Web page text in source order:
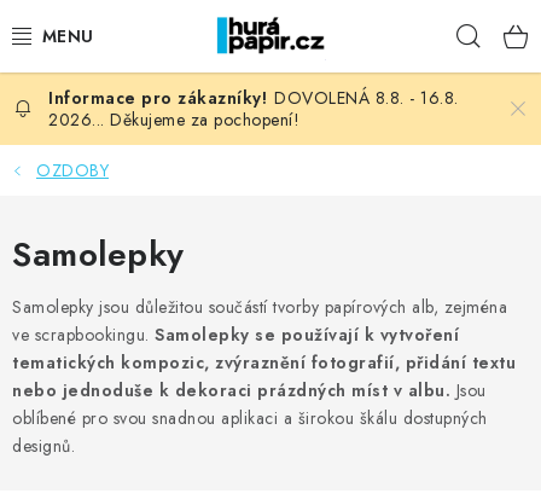
na
NOVINKY
HURÁ DÍLNA
KURZY NATY LYSAK
OBLÍBENÉ ♥️
DOVOLENÁ 8.8. - 16.8.
2026... Děkujeme za pochopení!
OZDOBY
Samolepky
Samolepky jsou důležitou součástí tvorby papírových alb, zejména
ve scrapbookingu. Samolepky se používají k vytvoření
tematických kompozic, zvýraznění fotografií, přidání textu
nebo jednoduše k dekoraci prázdných míst v albu. Jsou
oblíbené pro svou snadnou aplikaci a širokou škálu dostupných
designů.